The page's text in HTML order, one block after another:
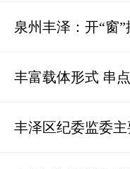
泉州丰泽：开“窗
丰富载体形式 串
丰泽区纪委监委